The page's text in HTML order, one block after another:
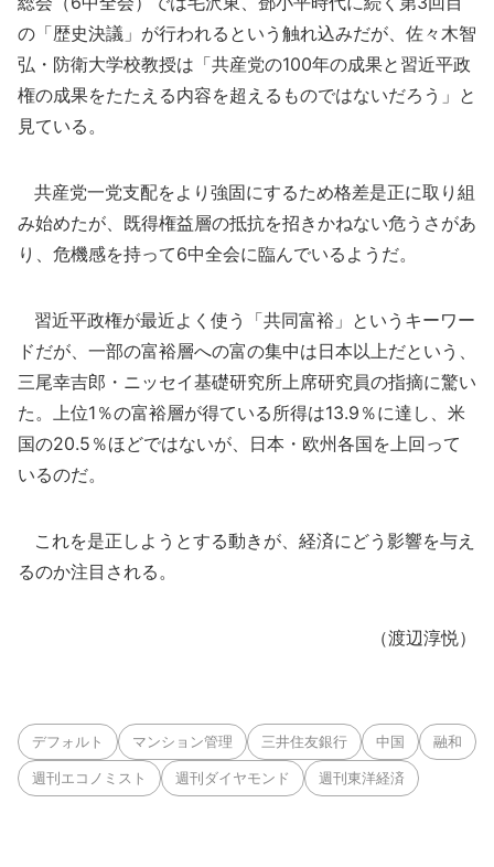
の「歴史決議」が行われるという触れ込みだが、佐々木智
弘・防衛大学校教授は「共産党の100年の成果と習近平政
権の成果をたたえる内容を超えるものではないだろう」と
見ている。
共産党一党支配をより強固にするため格差是正に取り組
み始めたが、既得権益層の抵抗を招きかねない危うさがあ
り、危機感を持って6中全会に臨んでいるようだ。
習近平政権が最近よく使う「共同富裕」というキーワー
ドだが、一部の富裕層への富の集中は日本以上だという、
三尾幸吉郎・ニッセイ基礎研究所上席研究員の指摘に驚い
た。上位1％の富裕層が得ている所得は13.9％に達し、米
国の20.5％ほどではないが、日本・欧州各国を上回って
いるのだ。
これを是正しようとする動きが、経済にどう影響を与え
るのか注目される。
（渡辺淳悦）
デフォルト マンション管理 三井住友銀行 中国 融和
週刊エコノミスト 週刊ダイヤモンド 週刊東洋経済